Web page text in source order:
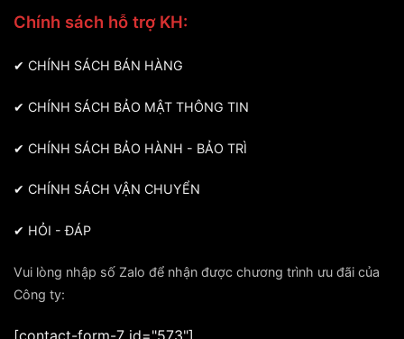
Chính sách hỗ trợ KH:
✔ CHÍNH SÁCH BÁN HÀNG
✔ CHÍNH SÁCH BẢO MẬT THÔNG TIN
✔ CHÍNH SÁCH BẢO HÀNH - BẢO TRÌ
✔ CHÍNH SÁCH VẬN CHUYỂN
✔ HỎI - ĐÁP
Vui lòng nhập số Zalo để nhận được chương trình ưu đãi của
Công ty:
[contact-form-7 id="573"]